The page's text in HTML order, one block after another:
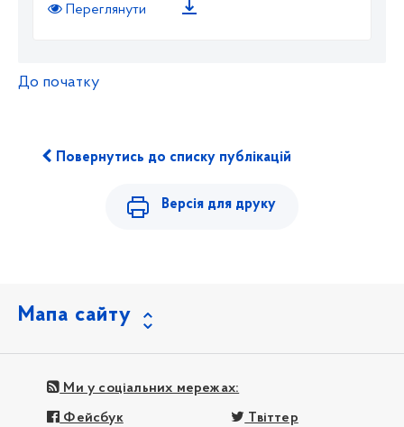
Переглянути
До початку
Повернутись до списку публікацій
Версія для друку
Мапа сайту
Ми у соціальних мережах:
Фейсбук Твіттер